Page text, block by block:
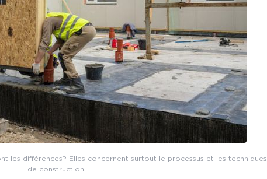
les différences? Elles concernent surtout le processus et les techniques
de construction.